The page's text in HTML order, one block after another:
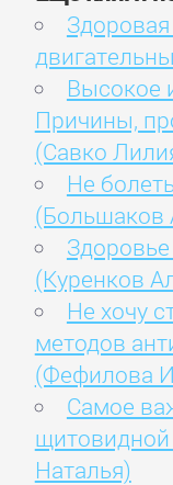
Высокое
Причины,
(Савко
Не
(Большаков
(Куренков
Не хочу
методов
(Фефилова
Самое
Наталья)